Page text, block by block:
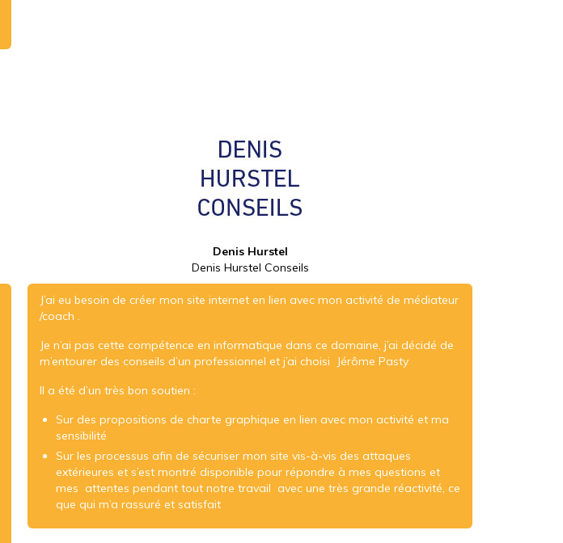
Denis Hurstel
Denis Hurstel Conseils
J’ai eu besoin de créer mon site internet en lien avec mon activité de médiateur
/coach .
Je n’ai pas cette compétence en informatique dans ce domaine, j’ai décidé de
m’entourer des conseils d’un professionnel et j’ai choisi Jérôme Pasty
Il a été d’un très bon soutien :
Sur des propositions de charte graphique en lien avec mon activité et ma
sensibilité
Sur les processus afin de sécuriser mon site vis-à-vis des attaques
extérieures et s’est montré disponible pour répondre à mes questions et
mes attentes pendant tout notre travail avec une très grande réactivité, ce
que qui m’a rassuré et satisfait